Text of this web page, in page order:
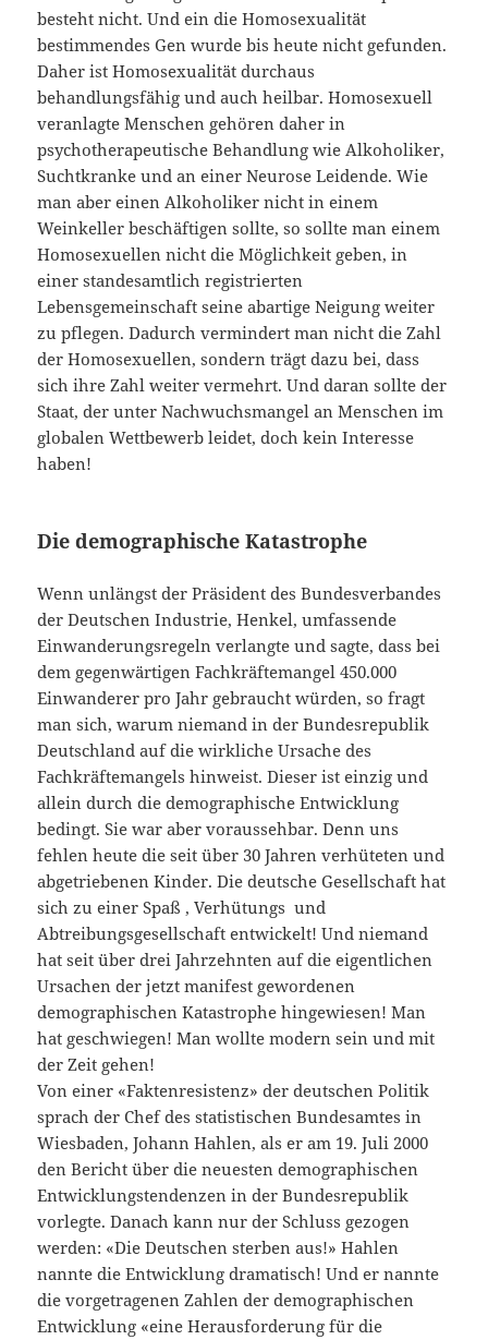
besteht nicht. Und ein die Homosexualität
bestimmendes Gen wurde bis heute nicht gefunden.
Daher ist Homosexualität durchaus
behandlungsfähig und auch heilbar. Homosexuell
veranlagte Menschen gehören daher in
psychotherapeutische Behandlung wie Alkoholiker,
Suchtkranke und an einer Neurose Leidende. Wie
man aber einen Alkoholiker nicht in einem
Weinkeller beschäftigen sollte, so sollte man einem
Homosexuellen nicht die Möglichkeit geben, in
einer standesamtlich registrierten
Lebensgemeinschaft seine abartige Neigung weiter
zu pflegen. Dadurch vermindert man nicht die Zahl
der Homosexuellen, sondern trägt dazu bei, dass
sich ihre Zahl weiter vermehrt. Und daran sollte der
Staat, der unter Nachwuchsmangel an Menschen im
globalen Wettbewerb leidet, doch kein Interesse
haben!
Die demographische Katastrophe
Wenn unlängst der Präsident des Bundesverbandes
der Deutschen Industrie, Henkel, umfassende
Einwanderungsregeln verlangte und sagte, dass bei
dem gegenwärtigen Fachkräftemangel 450.000
Einwanderer pro Jahr gebraucht würden, so fragt
man sich, warum niemand in der Bundesrepublik
Deutschland auf die wirkliche Ursache des
Fachkräftemangels hinweist. Dieser ist einzig und
allein durch die demographische Entwicklung
bedingt. Sie war aber voraussehbar. Denn uns
fehlen heute die seit über 30 Jahren verhüteten und
abgetriebenen Kinder. Die deutsche Gesellschaft hat
sich zu einer Spaß , Verhütungs und
Abtreibungsgesellschaft entwickelt! Und niemand
hat seit über drei Jahrzehnten auf die eigentlichen
Ursachen der jetzt manifest gewordenen
demographischen Katastrophe hingewiesen! Man
hat geschwiegen! Man wollte modern sein und mit
der Zeit gehen!
Von einer «Faktenresistenz» der deutschen Politik
sprach der Chef des statistischen Bundesamtes in
Wiesbaden, Johann Hahlen, als er am 19. Juli 2000
den Bericht über die neuesten demographischen
Entwicklungstendenzen in der Bundesrepublik
vorlegte. Danach kann nur der Schluss gezogen
werden: «Die Deutschen sterben aus!» Hahlen
nannte die Entwicklung dramatisch! Und er nannte
die vorgetragenen Zahlen der demographischen
Entwicklung «eine Herausforderung für die